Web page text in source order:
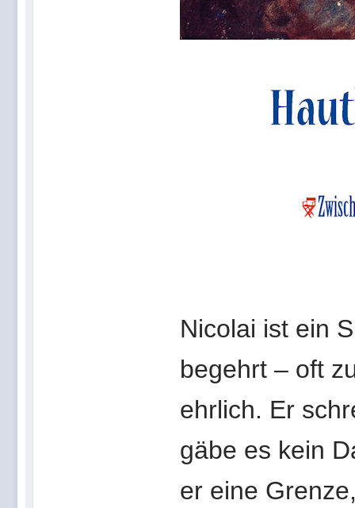
Nicolai ist ein
begehrt – oft
ehrlich. Er
gäbe es kein
er eine